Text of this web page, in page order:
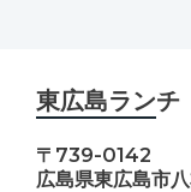
東広島ランチ
〒739-0142
広島県東広島市